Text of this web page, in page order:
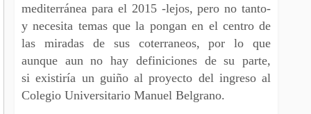
mediterránea para el 2015 -lejos, pero no tanto-
y necesita temas que la pongan en el centro de
las miradas de sus coterraneos, por lo que
aunque aun no hay definiciones de su parte,
si existiría un guiño al proyecto del ingreso al
Colegio Universitario Manuel Belgrano.